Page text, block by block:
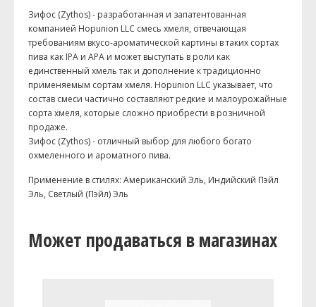
Зифос (Zythos) - разработанная и запатентованная
компанией Hopunion LLC смесь хмеля, отвечающая
требованиям вкусо-ароматической картины в таких сортах
пива как IPA и APA и может выступать в роли как
единственный хмель так и дополнение к традиционно
применяемым сортам хмеля. Hopunion LLC указывает, что
состав смеси частично составляют редкие и малоурожайные
сорта хмеля, которые сложно приобрести в розничной
продаже.
Зифос (Zythos) - отличный выбор для любого богато
охмеленного и ароматного пива.
Применение в стилях: Американский Эль, Индийский Пэйл
Эль, Светлый (Пэйл) Эль
Может продаваться в магазинах